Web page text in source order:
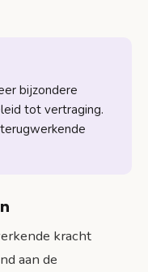
bijzondere
tot vertraging.
kracht
aan de